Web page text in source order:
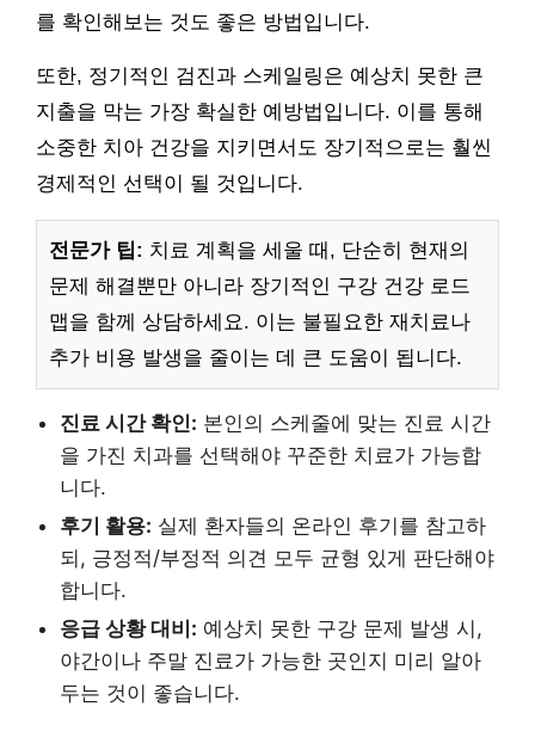
를 확인해보는 것도 좋은 방법입니다.
또한, 정기적인 검진과 스케일링은 예상치 못한 큰
지출을 막는 가장 확실한 예방법입니다. 이를 통해
소중한 치아 건강을 지키면서도 장기적으로는 훨씬
경제적인 선택이 될 것입니다.
전문가 팁: 치료 계획을 세울 때, 단순히 현재의
문제 해결뿐만 아니라 장기적인 구강 건강 로드
맵을 함께 상담하세요. 이는 불필요한 재치료나
추가 비용 발생을 줄이는 데 큰 도움이 됩니다.
진료 시간 확인: 본인의 스케줄에 맞는 진료 시간
을 가진 치과를 선택해야 꾸준한 치료가 가능합
니다.
후기 활용: 실제 환자들의 온라인 후기를 참고하
되, 긍정적/부정적 의견 모두 균형 있게 판단해야
합니다.
응급 상황 대비: 예상치 못한 구강 문제 발생 시,
야간이나 주말 진료가 가능한 곳인지 미리 알아
두는 것이 좋습니다.